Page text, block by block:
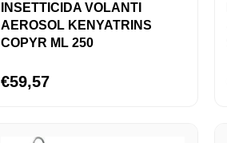
INSETTICIDA VOLANTI
AEROSOL KENYATRINS
COPYR ML 250
€59,57